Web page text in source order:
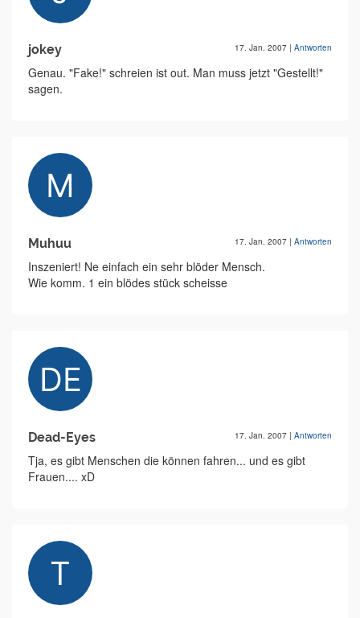
jokey 17. Jan. 2007 | Antworten
Genau. "Fake!" schreien ist out. Man muss jetzt "Gestellt!"
sagen.
Muhuu 17. Jan. 2007 | Antworten
Inszeniert! Ne einfach ein sehr blöder Mensch.
Wie komm. 1 ein blödes stück scheisse
Dead-Eyes 17. Jan. 2007 | Antworten
Tja, es gibt Menschen die können fahren... und es gibt
Frauen.... xD